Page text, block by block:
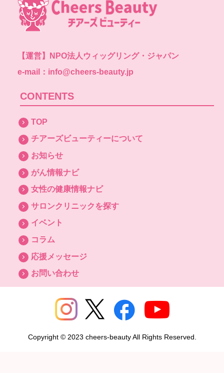
【運営】
NPO法人ウィッグリング・ジャパン
e-mail：info@cheers-beauty.jp
CONTENTS
TOP
チアーズビューティーについて
お知らせ
がん情報ナビ
女性の健康情報ナビ
サロンクリニックを探す
イベント
コラム
応援メッセージ
お問い合わせ
Copyright © 2023 cheers-beauty All Rights Reserved.